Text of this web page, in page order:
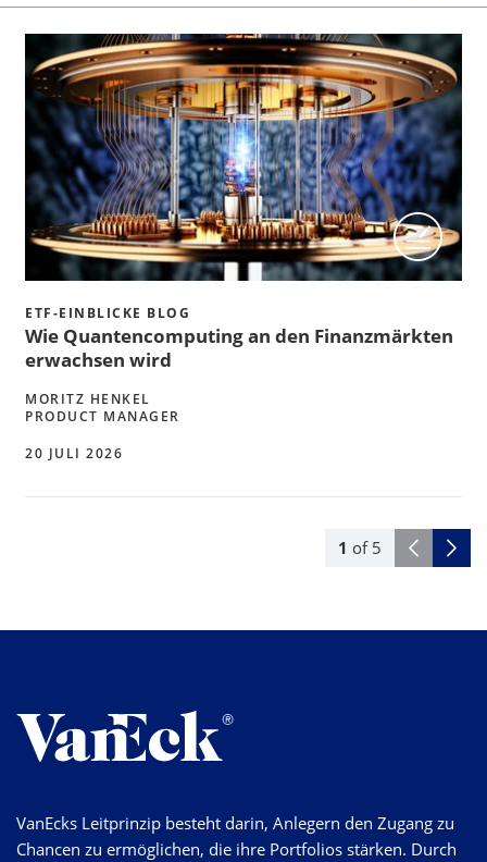
1 of 5
ETF-EINBLICKE BLOG
Wie Quantencomputing an den Finanzmärkten
erwachsen wird
MORITZ HENKEL
PRODUCT MANAGER
20 JULI 2026
VanEcks Leitprinzip besteht darin, Anlegern den Zugang zu
Chancen zu ermöglichen, die ihre Portfolios stärken. Durch